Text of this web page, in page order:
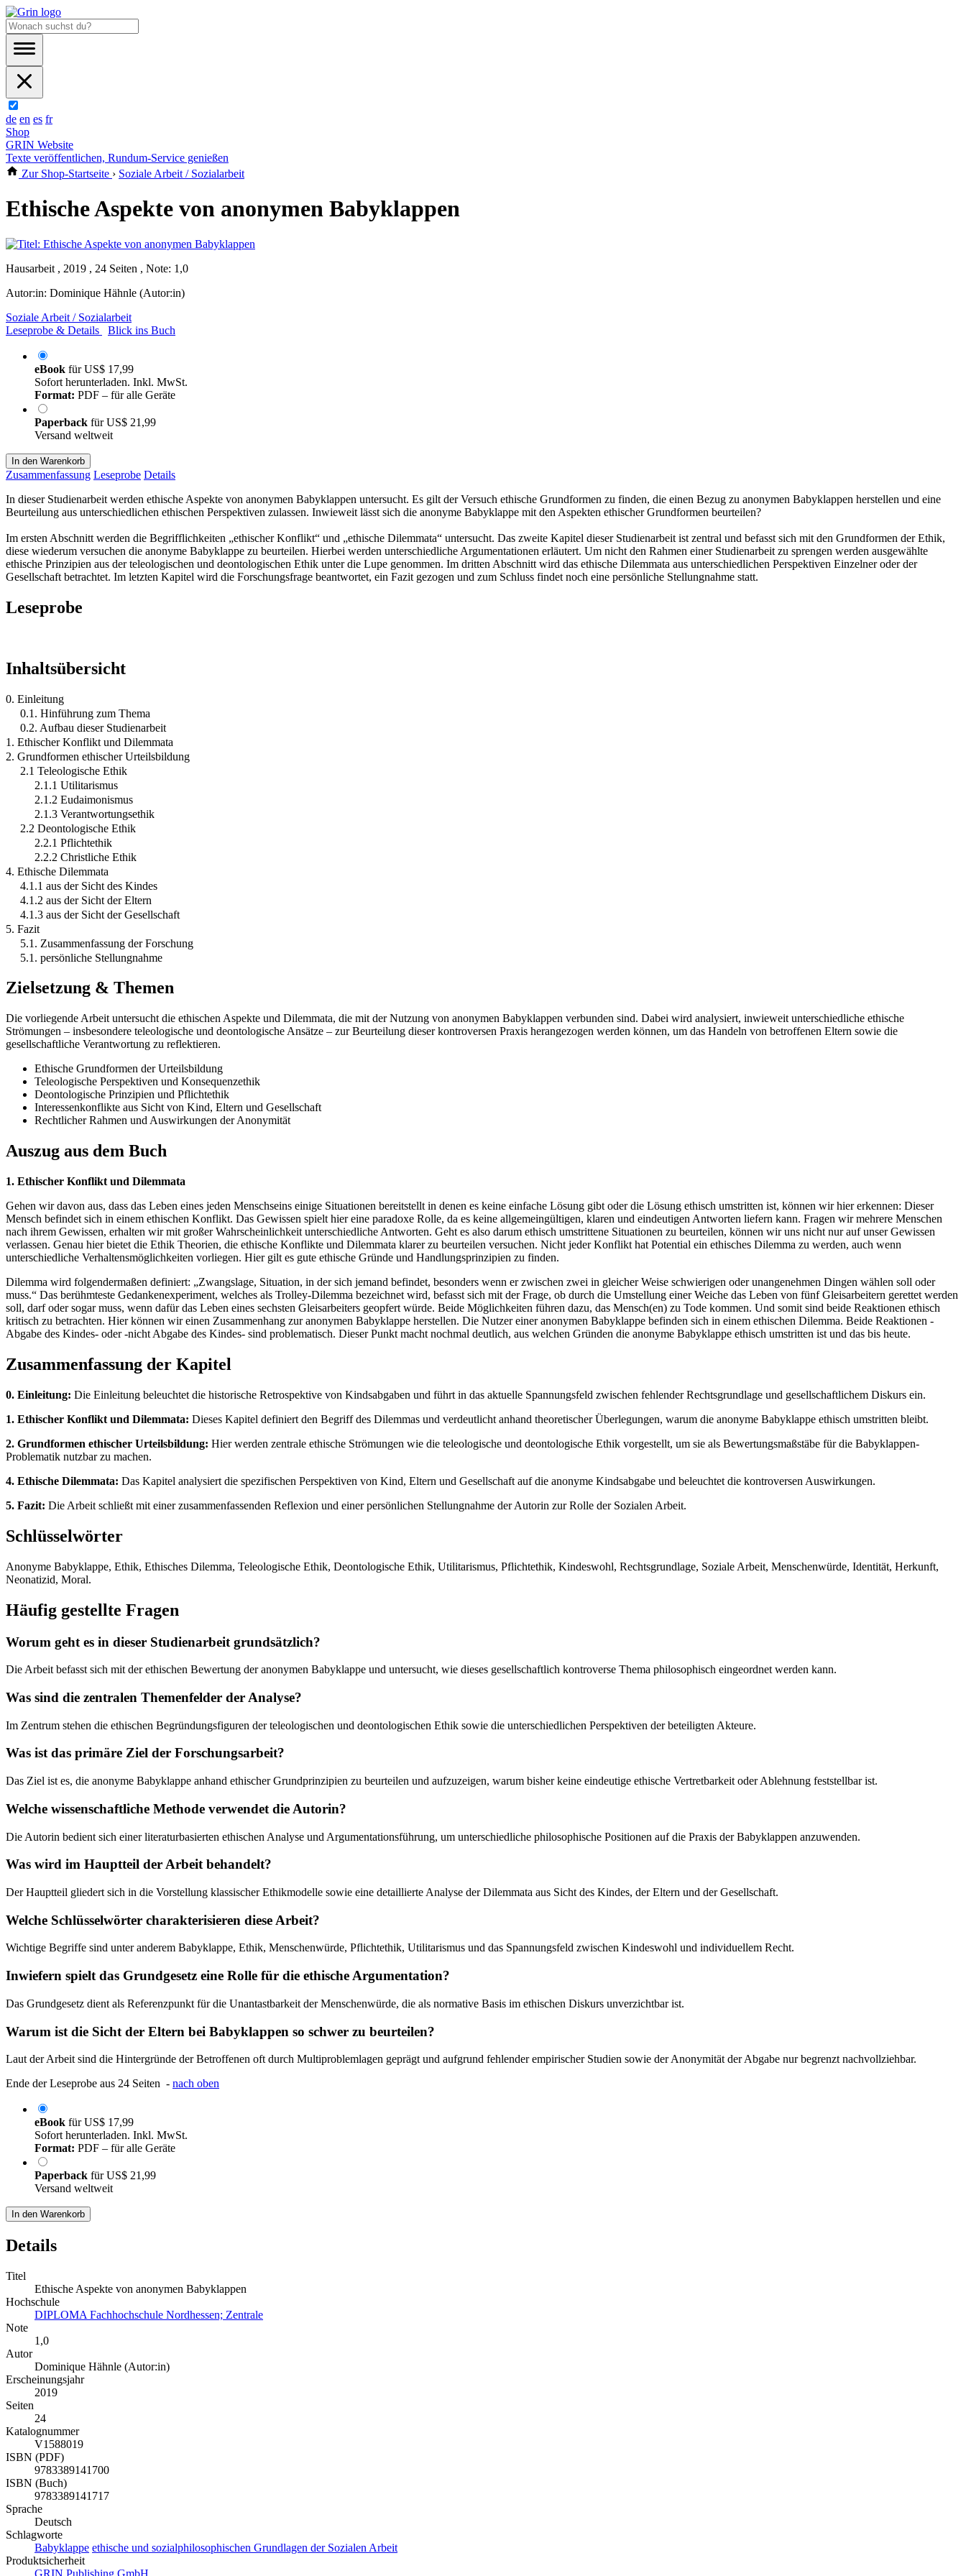
de en es fr
Shop
GRIN Website
Texte veröffentlichen, Rundum-Service genießen
Zur Shop-Startseite › Soziale Arbeit / Sozialarbeit
Ethische Aspekte von anonymen Babyklappen
Hausarbeit , 2019 , 24 Seiten , Note: 1,0
Autor:in: Dominique Hähnle (Autor:in)
Soziale Arbeit / Sozialarbeit
Leseprobe & Details
Blick ins Buch
eBook fürUS$ 17,99
Sofort herunterladen. Inkl. MwSt.
Format: PDF – für alle Geräte
Paperback fürUS$ 21,99
Versand weltweit
In den Warenkorb
Zusammenfassung Leseprobe Details
In dieser Studienarbeit werden ethische Aspekte von anonymen Babyklappen untersucht. Es gilt der Versuch ethische Grundformen zu finden, die einen Bezug zu anonymen Babyklappen herstellen und eine
Beurteilung aus unterschiedlichen ethischen Perspektiven zulassen. Inwieweit lässt sich die anonyme Babyklappe mit den Aspekten ethischer Grundformen beurteilen?
Im ersten Abschnitt werden die Begrifflichkeiten „ethischer Konflikt“ und „ethische Dilemmata“ untersucht. Das zweite Kapitel dieser Studienarbeit ist zentral und befasst sich mit den Grundformen der Ethik,
diese wiederum versuchen die anonyme Babyklappe zu beurteilen. Hierbei werden unterschiedliche Argumentationen erläutert. Um nicht den Rahmen einer Studienarbeit zu sprengen werden ausgewählte
ethische Prinzipien aus der teleologischen und deontologischen Ethik unter die Lupe genommen. Im dritten Abschnitt wird das ethische Dilemmata aus unterschiedlichen Perspektiven Einzelner oder der
Gesellschaft betrachtet. Im letzten Kapitel wird die Forschungsfrage beantwortet, ein Fazit gezogen und zum Schluss findet noch eine persönliche Stellungnahme statt.
Leseprobe
Inhaltsübersicht
0. Einleitung
0.1. Hinführung zum Thema
0.2. Aufbau dieser Studienarbeit
1. Ethischer Konflikt und Dilemmata
2. Grundformen ethischer Urteilsbildung
2.1 Teleologische Ethik
2.1.1 Utilitarismus
2.1.2 Eudaimonismus
2.1.3 Verantwortungsethik
2.2 Deontologische Ethik
2.2.1 Pflichtethik
2.2.2 Christliche Ethik
4. Ethische Dilemmata
4.1.1 aus der Sicht des Kindes
4.1.2 aus der Sicht der Eltern
4.1.3 aus der Sicht der Gesellschaft
5. Fazit
5.1. Zusammenfassung der Forschung
5.1. persönliche Stellungnahme
Zielsetzung & Themen
Die vorliegende Arbeit untersucht die ethischen Aspekte und Dilemmata, die mit der Nutzung von anonymen Babyklappen verbunden sind. Dabei wird analysiert, inwieweit unterschiedliche ethische
Strömungen – insbesondere teleologische und deontologische Ansätze – zur Beurteilung dieser kontroversen Praxis herangezogen werden können, um das Handeln von betroffenen Eltern sowie die
gesellschaftliche Verantwortung zu reflektieren.
Ethische Grundformen der Urteilsbildung
Teleologische Perspektiven und Konsequenzethik
Deontologische Prinzipien und Pflichtethik
Interessenkonflikte aus Sicht von Kind, Eltern und Gesellschaft
Rechtlicher Rahmen und Auswirkungen der Anonymität
Auszug aus dem Buch
1. Ethischer Konflikt und Dilemmata
Gehen wir davon aus, dass das Leben eines jeden Menschseins einige Situationen bereitstellt in denen es keine einfache Lösung gibt oder die Lösung ethisch umstritten ist, können wir hier erkennen: Dieser
Mensch befindet sich in einem ethischen Konflikt. Das Gewissen spielt hier eine paradoxe Rolle, da es keine allgemeingültigen, klaren und eindeutigen Antworten liefern kann. Fragen wir mehrere Menschen
nach ihrem Gewissen, erhalten wir mit großer Wahrscheinlichkeit unterschiedliche Antworten. Geht es also darum ethisch umstrittene Situationen zu beurteilen, können wir uns nicht nur auf unser Gewissen
verlassen. Genau hier bietet die Ethik Theorien, die ethische Konflikte und Dilemmata klarer zu beurteilen versuchen. Nicht jeder Konflikt hat Potential ein ethisches Dilemma zu werden, auch wenn
unterschiedliche Verhaltensmöglichkeiten vorliegen. Hier gilt es gute ethische Gründe und Handlungsprinzipien zu finden.
Dilemma wird folgendermaßen definiert: „Zwangslage, Situation, in der sich jemand befindet, besonders wenn er zwischen zwei in gleicher Weise schwierigen oder unangenehmen Dingen wählen soll oder
muss.“ Das berühmteste Gedankenexperiment, welches als Trolley-Dilemma bezeichnet wird, befasst sich mit der Frage, ob durch die Umstellung einer Weiche das Leben von fünf Gleisarbeitern gerettet werden
soll, darf oder sogar muss, wenn dafür das Leben eines sechsten Gleisarbeiters geopfert würde. Beide Möglichkeiten führen dazu, das Mensch(en) zu Tode kommen. Und somit sind beide Reaktionen ethisch
kritisch zu betrachten. Hier können wir einen Zusammenhang zur anonymen Babyklappe herstellen. Die Nutzer einer anonymen Babyklappe befinden sich in einem ethischen Dilemma. Beide Reaktionen -
Abgabe des Kindes- oder -nicht Abgabe des Kindes- sind problematisch. Dieser Punkt macht nochmal deutlich, aus welchen Gründen die anonyme Babyklappe ethisch umstritten ist und das bis heute.
Zusammenfassung der Kapitel
0. Einleitung: Die Einleitung beleuchtet die historische Retrospektive von Kindsabgaben und führt in das aktuelle Spannungsfeld zwischen fehlender Rechtsgrundlage und gesellschaftlichem Diskurs ein.
1. Ethischer Konflikt und Dilemmata: Dieses Kapitel definiert den Begriff des Dilemmas und verdeutlicht anhand theoretischer Überlegungen, warum die anonyme Babyklappe ethisch umstritten bleibt.
2. Grundformen ethischer Urteilsbildung: Hier werden zentrale ethische Strömungen wie die teleologische und deontologische Ethik vorgestellt, um sie als Bewertungsmaßstäbe für die Babyklappen-
Problematik nutzbar zu machen.
4. Ethische Dilemmata: Das Kapitel analysiert die spezifischen Perspektiven von Kind, Eltern und Gesellschaft auf die anonyme Kindsabgabe und beleuchtet die kontroversen Auswirkungen.
5. Fazit: Die Arbeit schließt mit einer zusammenfassenden Reflexion und einer persönlichen Stellungnahme der Autorin zur Rolle der Sozialen Arbeit.
Schlüsselwörter
Anonyme Babyklappe, Ethik, Ethisches Dilemma, Teleologische Ethik, Deontologische Ethik, Utilitarismus, Pflichtethik, Kindeswohl, Rechtsgrundlage, Soziale Arbeit, Menschenwürde, Identität, Herkunft,
Neonatizid, Moral.
Häufig gestellte Fragen
Worum geht es in dieser Studienarbeit grundsätzlich?
Die Arbeit befasst sich mit der ethischen Bewertung der anonymen Babyklappe und untersucht, wie dieses gesellschaftlich kontroverse Thema philosophisch eingeordnet werden kann.
Was sind die zentralen Themenfelder der Analyse?
Im Zentrum stehen die ethischen Begründungsfiguren der teleologischen und deontologischen Ethik sowie die unterschiedlichen Perspektiven der beteiligten Akteure.
Was ist das primäre Ziel der Forschungsarbeit?
Das Ziel ist es, die anonyme Babyklappe anhand ethischer Grundprinzipien zu beurteilen und aufzuzeigen, warum bisher keine eindeutige ethische Vertretbarkeit oder Ablehnung feststellbar ist.
Welche wissenschaftliche Methode verwendet die Autorin?
Die Autorin bedient sich einer literaturbasierten ethischen Analyse und Argumentationsführung, um unterschiedliche philosophische Positionen auf die Praxis der Babyklappen anzuwenden.
Was wird im Hauptteil der Arbeit behandelt?
Der Hauptteil gliedert sich in die Vorstellung klassischer Ethikmodelle sowie eine detaillierte Analyse der Dilemmata aus Sicht des Kindes, der Eltern und der Gesellschaft.
Welche Schlüsselwörter charakterisieren diese Arbeit?
Wichtige Begriffe sind unter anderem Babyklappe, Ethik, Menschenwürde, Pflichtethik, Utilitarismus und das Spannungsfeld zwischen Kindeswohl und individuellem Recht.
Inwiefern spielt das Grundgesetz eine Rolle für die ethische Argumentation?
Das Grundgesetz dient als Referenzpunkt für die Unantastbarkeit der Menschenwürde, die als normative Basis im ethischen Diskurs unverzichtbar ist.
Warum ist die Sicht der Eltern bei Babyklappen so schwer zu beurteilen?
Laut der Arbeit sind die Hintergründe der Betroffenen oft durch Multiproblemlagen geprägt und aufgrund fehlender empirischer Studien sowie der Anonymität der Abgabe nur begrenzt nachvollziehbar.
Ende der Leseprobe aus 24 Seiten - nach oben
eBook fürUS$ 17,99
Sofort herunterladen. Inkl. MwSt.
Format: PDF – für alle Geräte
Paperback fürUS$ 21,99
Versand weltweit
In den Warenkorb
Details
Titel
Ethische Aspekte von anonymen Babyklappen
Hochschule
DIPLOMA Fachhochschule Nordhessen; Zentrale
Note
1,0
Autor
Dominique Hähnle (Autor:in)
Erscheinungsjahr
2019
Seiten
24
Katalognummer
V1588019
ISBN (PDF)
9783389141700
ISBN (Buch)
9783389141717
Sprache
Deutsch
Schlagworte
Babyklappe ethische und sozialphilosophischen Grundlagen der Sozialen Arbeit
Produktsicherheit